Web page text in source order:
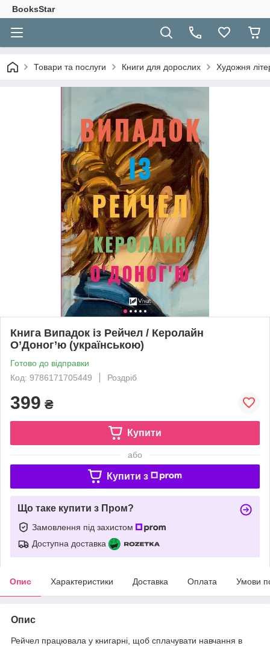
BooksStar
Товари та послуги Книги для дорослих Художня
Книга Випадок із Рейчел / Керолайн
О’Доног’ю (українською)
Готово до відправки
Код: 9786171705449
Роздріб
399 ₴
Купити
або
Купити з
Що таке купити з Пром?
Замовлення під захистом
Доступна доставка
Опис Характеристики Доставка Оплата Умови
Опис
Рейчел працювала у книгарні, щоб сплачувати навчання в